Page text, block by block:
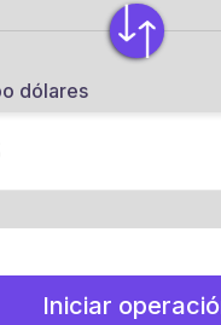
dólares
Iniciar